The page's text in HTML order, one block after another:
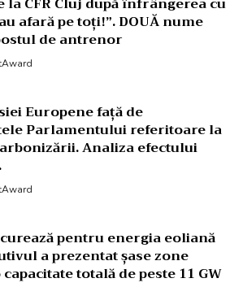
afară pe toți!”. DOUĂ nume
de antrenor
Europene față de
Parlamentului referitoare la
Analiza efectului
pentru energia eoliană
a prezentat șase zone
totală de peste 11 GW